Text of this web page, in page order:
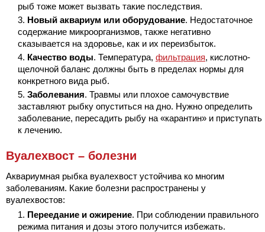
рыб тоже может вызвать такие последствия.
Новый аквариум или оборудование. Недостаточное
содержание микроорганизмов, также негативно
сказывается на здоровье, как и их переизбыток.
Качество воды. Температура, фильтрация, кислотно-
щелочной баланс должны быть в пределах нормы для
конкретного вида рыб.
Заболевания. Травмы или плохое самочувствие
заставляют рыбку опуститься на дно. Нужно определить
заболевание, пересадить рыбу на «карантин» и приступать
к лечению.
Вуалехвост – болезни
Аквариумная рыбка вуалехвост устойчива ко многим
заболеваниям. Какие болезни распространены у
вуалехвостов:
Переедание и ожирение. При соблюдении правильного
режима питания и дозы этого получится избежать.